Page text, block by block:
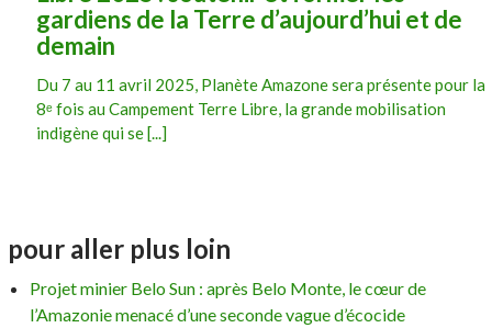
gardiens de la Terre d’aujourd’hui et de
demain
Du 7 au 11 avril 2025, Planète Amazone sera présente pour la
8ᵉ fois au Campement Terre Libre, la grande mobilisation
indigène qui se [...]
pour aller plus loin
Projet minier Belo Sun : après Belo Monte, le cœur de
l’Amazonie menacé d’une seconde vague d’écocide